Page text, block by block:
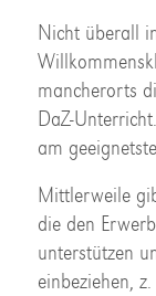
Nicht überall
mancherorts
DaZ-
am
Mittlerweile
die den
unterstützen
einbeziehen, z.